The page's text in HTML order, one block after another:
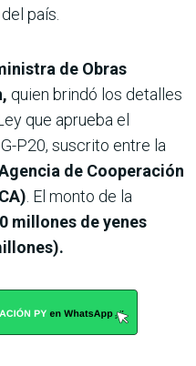
país.
de Obras
quien brindó los detalles
que aprueba el
P20, suscrito entre la
de Cooperación
. El monto de la
millones de yenes